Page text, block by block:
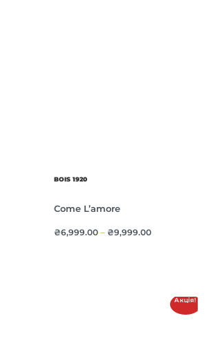
BOIS 1920
Come L’amore
₴6,999.00 – ₴9,999.00
Акція!